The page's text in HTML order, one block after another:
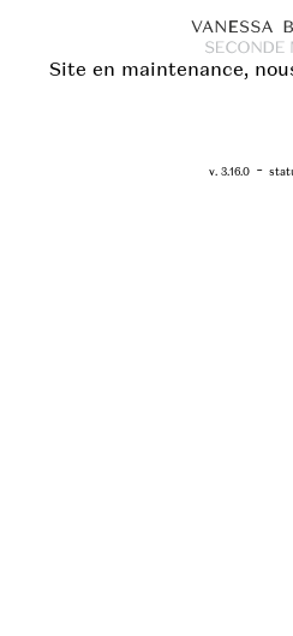
Site en maintenance,
v. 3.16.0-